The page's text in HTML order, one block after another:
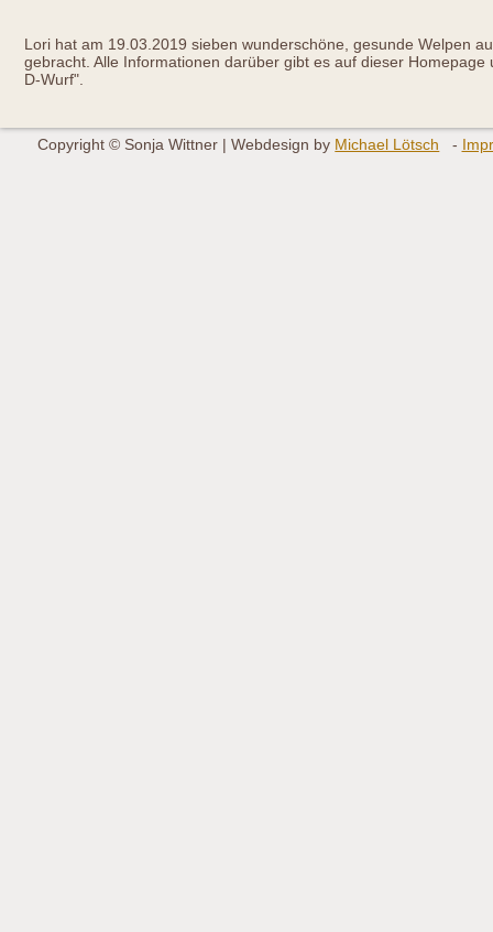
Lori hat am 19.03.2019 sieben wunderschöne, gesunde Welpen
gebracht. Alle Informationen darüber gibt es auf dieser Homepage
D-Wurf".
Copyright © Sonja Wittner | Webdesign by Michael Lötsch